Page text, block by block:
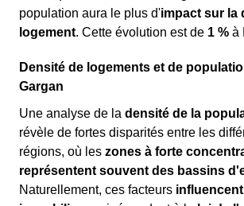
population aura le plus d'impact sur la
logement. Cette évolution est de 1 % à
Densité de logements et de
Gargan
Une analyse de la densité de la
révèle de fortes disparités entre les
régions, où les zones à forte
représentent souvent des bassins
Naturellement, ces facteurs